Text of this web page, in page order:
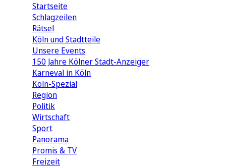
Startseite
Schlagzeilen
Rätsel
Köln und Stadtteile
Unsere Events
150 Jahre Kölner Stadt-Anzeiger
Karneval in Köln
Köln-Spezial
Region
Politik
Wirtschaft
Sport
Panorama
Promis & TV
Freizeit